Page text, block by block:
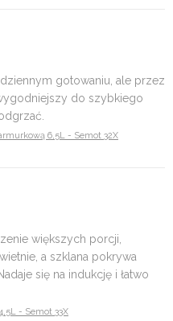
gotowaniu, ale przez
do szybkiego
6,5L - Semot 32X
większych porcji,
a szklana pokrywa
się na indukcję i łatwo
- Semot 33X